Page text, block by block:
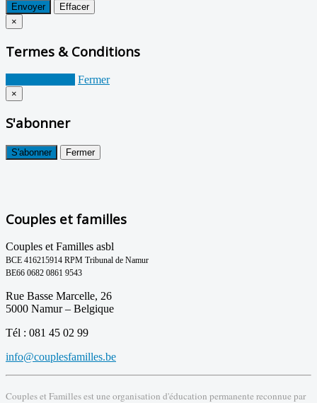
Envoyer
Effacer
×
Termes & Conditions
Fermer
×
S'abonner
S'abonner Fermer
Couples et familles
Couples et Familles asbl
BCE 416215914 RPM Tribunal de Namur
BE66 0682 0861 9543
Rue Basse Marcelle, 26
5000 Namur – Belgique
Tél : 081 45 02 99
info@couplesfamilles.be
Couples et Familles est une organisation d'éducation permanente reconnue par